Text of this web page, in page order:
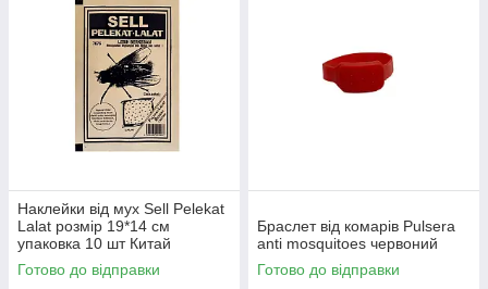
Наклейки від мух Sell Pelekat
Lalat розмір 19*14 см
упаковка 10 шт Китай
Готово до відправки
Браслет від комарів Pulsera
anti mosquitoes червоний
Готово до відправки